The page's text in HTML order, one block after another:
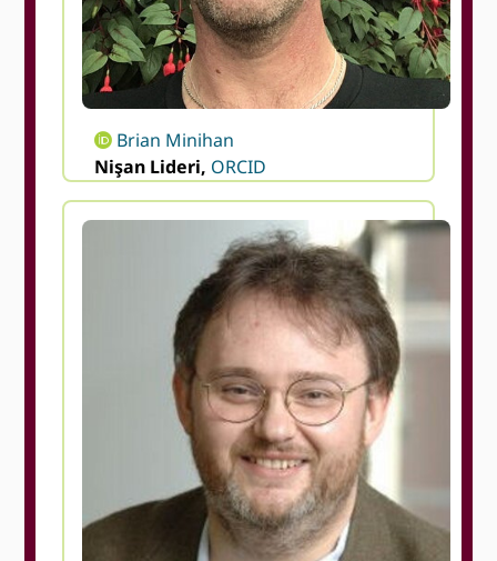
Brian Minihan
Nişan Lideri, ORCID